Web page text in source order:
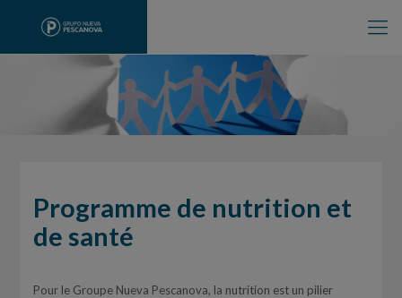
Programme de nutrition et
de santé
Pour le Groupe Nueva Pescanova, la nutrition est un pilier